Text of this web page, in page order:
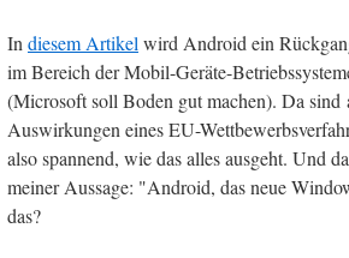
Indiesem Artikelwird Android ein
im Bereich der Mobil-Geräte-
(Microsoft soll Boden gut machen). Da sind
Auswirkungen eines EU-
also spannend, wie das alles ausgeht. Und
meiner Aussage: "Android, das neue
das?